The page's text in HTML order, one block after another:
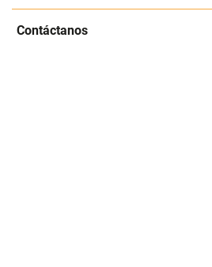
Contáctanos